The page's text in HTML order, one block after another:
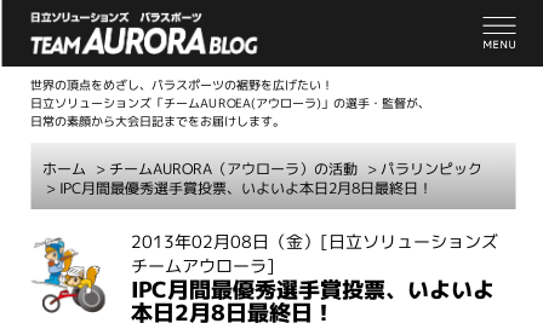
世界の頂点をめざし、パラスポーツの裾野を広げたい！
日立ソリューションズ「チームAUROEA(アウローラ)」の選手・監督が、
日常の素顔から大会日記までをお届けします。
ホーム > チームAURORA（アウローラ）の活動 >パラリンピック
> IPC月間最優秀選手賞投票、いよいよ本日2月8日最終日！
2013年02月08日（金） [日立ソリューションズ
チームアウローラ]
IPC月間最優秀選手賞投票、いよいよ
本日2月8日最終日！